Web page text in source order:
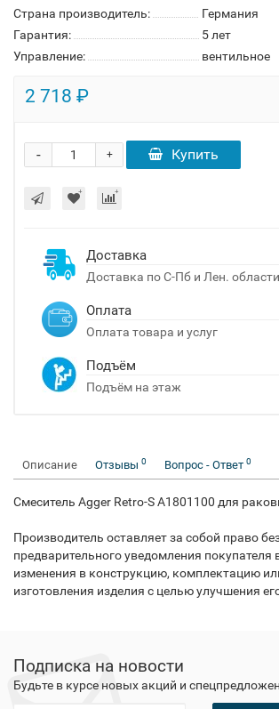
Страна производитель:
Германия
Гарантия:
5 лет
Управление:
вентильное
2 718 ₽
+
- Купить
Доставка
Доставка по С-Пб и Лен. области
Оплата
Оплата товара и услуг
Подъём
Подъём на этаж
Описание Отзывы 0 Вопрос - Ответ 0
Смеситель Agger Retro-S A1801100 для
Производитель оставляет за собой право
предварительного уведомления покупателя
изменения в конструкцию, комплектацию
изготовления изделия с целью улучшения
Подписка на новости
Будьте в курсе новых акций и